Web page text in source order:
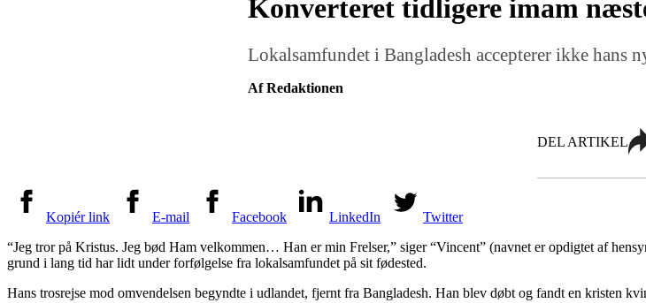
Konverteret tidligere imam
Lokalsamfundet i Bangladesh accepterer ikke hans
Af Redaktionen
DEL ARTIKEL
Kopiér link E-mail Facebook LinkedIn
Twitter
“Jeg tror på Kristus. Jeg bød Ham velkommen… Han er min Frelser,” siger “Vincent” (navnet er opdigtet af
grund i lang tid har lidt under forfølgelse fra lokalsamfundet på sit fødested.
Hans trosrejse mod omvendelsen begyndte i udlandet, fjernt fra Bangladesh. Han blev døbt og fandt en kristen